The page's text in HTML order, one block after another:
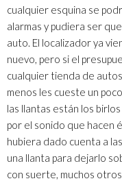
cualquier esquina se
alarmas y pudiera ser
auto. El localizador ya
nuevo, pero si el
cualquier tienda de
menos les cueste un
las llantas están los
por el sonido que hacen
hubiera dado cuenta a
una llanta para dejarlo
con suerte, muchos